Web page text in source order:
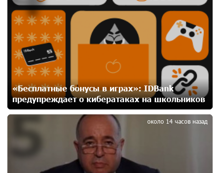
Юнибанк разыграет поездку в Италию среди новых
держателей карт Mastercard World «Travel»
24 дней назад
Москва–Баку: есть разногласия, но связи
сохраняются. А мы что делаем?
24 дней назад
День благодарности клиентам в Ванадзоре: IDBank
25 дней назад
Пашинян замотивирован уничтожить Армению․
Аршак Карапетян
«Бесплатные бонусы в играх»: IDBank
предупреждает о кибератаках на школьников
около 14 часов назад
5